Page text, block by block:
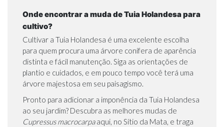
Onde encontrar a muda de Tuia Holandesa para
cultivo?
Cultivar a Tuia Holandesa é uma excelente escolha
para quem procura uma árvore conífera de aparência
distinta e fácil manutenção. Siga as orientações de
plantio e cuidados, e em pouco tempo você terá uma
árvore majestosa em seu paisagismo.
Pronto para adicionar a imponência da Tuia Holandesa
ao seu jardim? Descubra as melhores mudas de
Cupressus macrocarpaaqui, no Sítio da Mata, e traga